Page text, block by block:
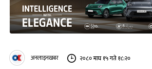
अनलाइनखबर २०८० माघ १५ गते १८:२०